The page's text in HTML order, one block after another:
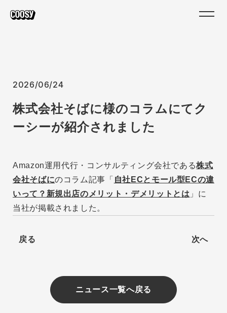
2026/06/24
株式会社そばに様のコラムにてク
ーシーが紹介されました
Amazon運用代行・コンサルティング会社である株式
会社そばにのコラム記事「 自社ECとモール型ECの違
いって？新規出店のメリット・デメリットとは 」に
当社が掲載されました。
戻る 次へ
ニュース一覧へ戻る